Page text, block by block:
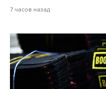
7 часов назад